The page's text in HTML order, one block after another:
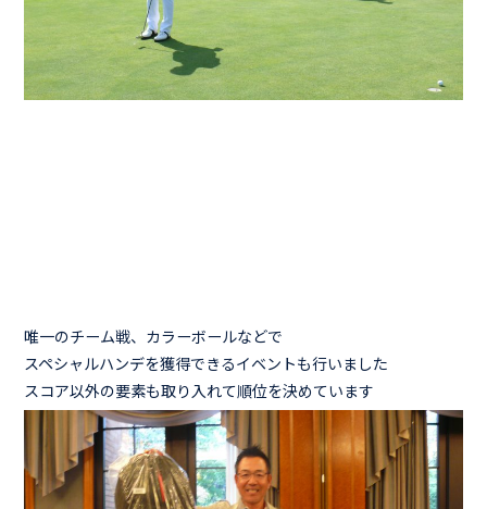
唯一のチーム戦、カラーボールなどで
スペシャルハンデを獲得できるイベントも行いました
スコア以外の要素も取り入れて順位を決めています